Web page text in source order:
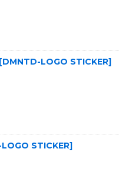
[DMNTD-LOGO STICKER]
STICKER]